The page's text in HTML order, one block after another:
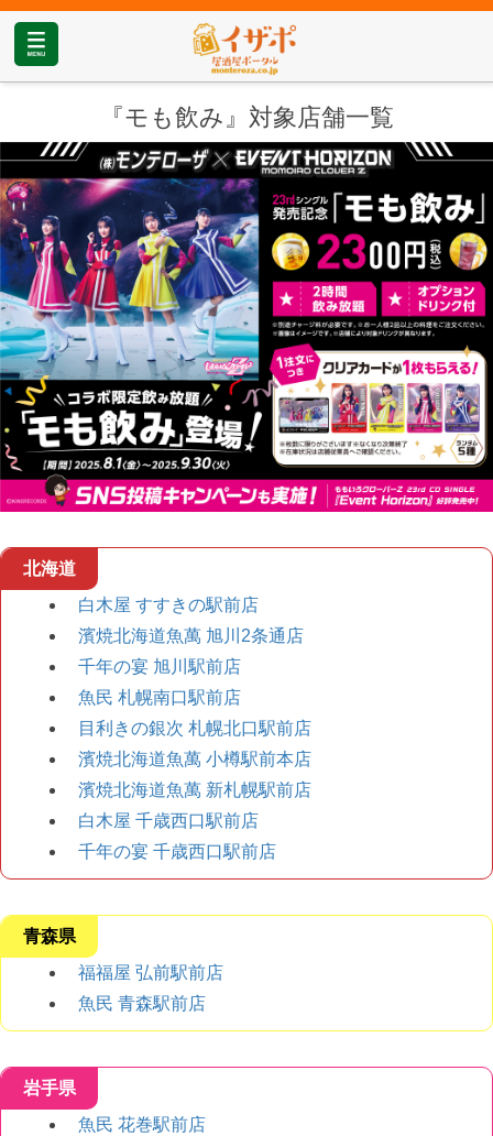
『モも飲み』対象店舗一覧
北海道
白木屋 すすきの駅前店
濱焼北海道魚萬 旭川2条通店
千年の宴 旭川駅前店
魚民 札幌南口駅前店
目利きの銀次 札幌北口駅前店
濱焼北海道魚萬 小樽駅前本店
濱焼北海道魚萬 新札幌駅前店
白木屋 千歳西口駅前店
千年の宴 千歳西口駅前店
青森県
福福屋 弘前駅前店
魚民 青森駅前店
岩手県
魚民 花巻駅前店